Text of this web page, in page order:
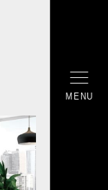
MENU